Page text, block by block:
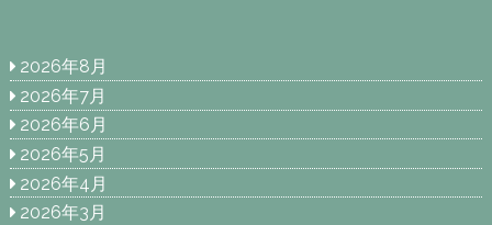
2026年8月
2026年7月
2026年6月
2026年5月
2026年4月
2026年3月